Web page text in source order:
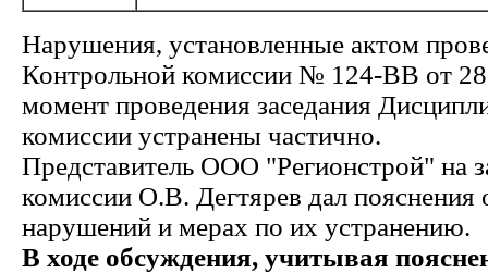
Нарушения, установленные актом
Контрольной комиссии № 124-ВВ от
момент проведения заседания
комиссии устранены частично.
Представитель ООО "Регионстрой" на
комиссии О.В. Дегтярев дал пояснения
нарушений и мерах по их устранению.
В ходе обсуждения, учитывая